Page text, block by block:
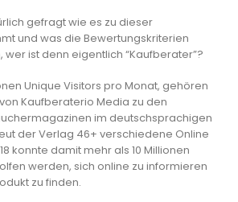
gefragt wie es zu dieser
und was die Bewertungskriterien
wer ist denn eigentlich “Kaufberater”?
Unique Visitors pro Monat, gehören
Kaufberaterio Media zu den
im deutschsprachigen
der Verlag 46+ verschiedene Online
konnte damit mehr als 10 Millionen
werden, sich online zu informieren
zu finden.